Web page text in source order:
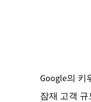
Google의
잠재 고객